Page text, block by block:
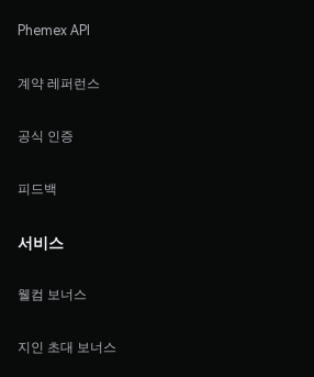
Phemex API
계약 레퍼런스
공식 인증
피드백
서비스
웰컴 보너스
지인 초대 보너스